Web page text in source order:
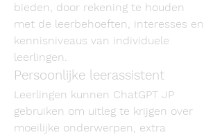
bieden, door rekening te houden
met de leerbehoeften, interesses en
kennisniveaus van individuele
leerlingen.
Persoonlijke leerassistent
Leerlingen kunnen ChatGPT JP
gebruiken om uitleg te krijgen over
moeilijke onderwerpen, extra